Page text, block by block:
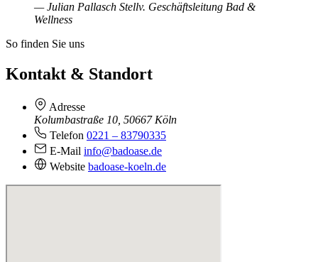
— Julian Pallasch Stellv. Geschäftsleitung Bad &
Wellness
So finden Sie uns
Kontakt & Standort
Adresse
Kolumbastraße 10, 50667 Köln
Telefon 0221 – 83790335
E-Mail info@badoase.de
Website badoase-koeln.de